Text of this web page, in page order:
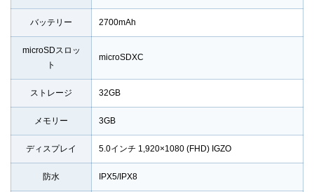
バッテリー 2700mAh
microSDスロッ
ト
microSDXC
ストレージ 32GB
メモリー 3GB
ディスプレイ 5.0インチ 1,920×1080 (FHD) IGZO
防水 IPX5/IPX8